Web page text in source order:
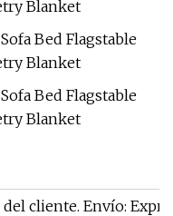
cliente. Envío: